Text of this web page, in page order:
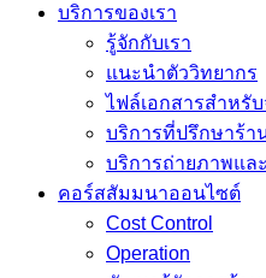
บริการของเรา
รู้จักกับเรา
แนะนำตัววิทยากร
ไฟล์เอกสารสำหรั
บริการที่ปรึกษาร้า
บริการถ่ายภาพแล
คอร์สสัมมนาออนไซต์
Cost Control
Operation